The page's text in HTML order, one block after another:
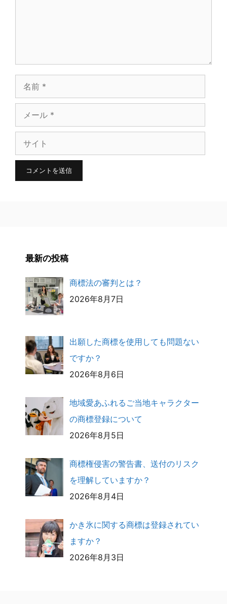
前
ー
イ
最新の投稿
商標法の審判とは？
2026年8月7日
出願した商標を使用しても問題ない
ですか？
2026年8月6日
地域愛あふれるご当地キャラクター
の商標登録について
2026年8月5日
商標権侵害の警告書、送付のリスク
を理解していますか？
2026年8月4日
かき氷に関する商標は登録されてい
ますか？
2026年8月3日